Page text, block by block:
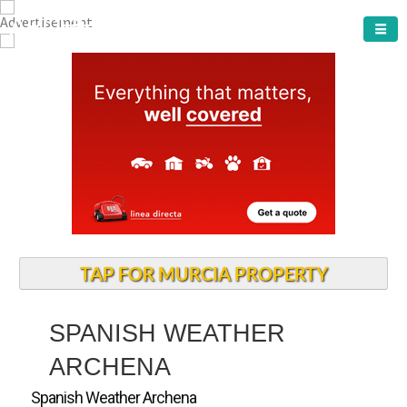
ARCHENA TOWN
TAP FOR MURCIA PROPERTY
SPANISH WEATHER
ARCHENA
Spanish Weather Archena